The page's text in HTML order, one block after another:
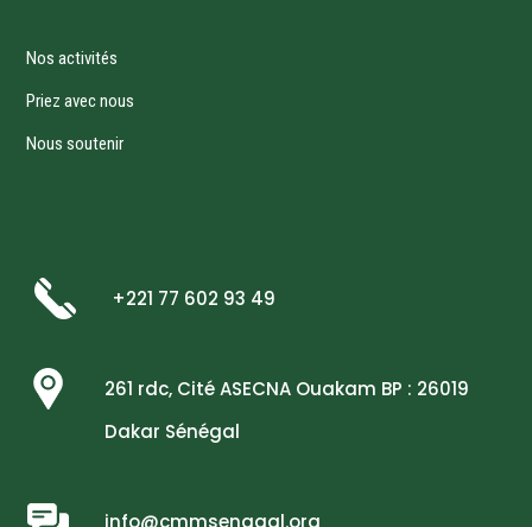
Nos activités
Priez avec nous
Nous soutenir
+221 77 602 93 49
261 rdc, Cité ASECNA Ouakam BP : 26019
Dakar Sénégal
info@cmmsenagal.org